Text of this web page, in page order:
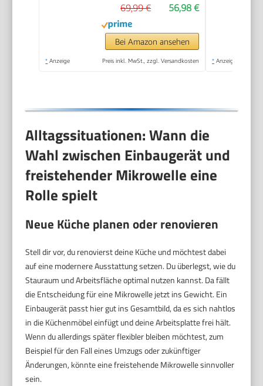
klein mit 5
Leistungsstufen,
Drehteller,
Auftaufunktion für
56,98 €
69,99 €
Bei Amazon ansehen
* Anzeige Preis inkl. MwSt., zzgl. Versandkosten * Anzeige
Alltagssituationen: Wann die
Wahl zwischen Einbaugerät und
freistehender Mikrowelle eine
Rolle spielt
Neue Küche planen oder renovieren
Stell dir vor, du renovierst deine Küche und möchtest dabei
auf eine modernere Ausstattung setzen. Du überlegst, wie du
Stauraum und Arbeitsfläche optimal nutzen kannst. Da fällt
die Entscheidung für eine Mikrowelle jetzt ins Gewicht. Ein
Einbaugerät passt hier gut ins Gesamtbild, da es sich nahtlos
in die Küchenmöbel einfügt und deine Arbeitsplatte frei hält.
Wenn du allerdings später flexibler bleiben möchtest, zum
Beispiel für den Fall eines Umzugs oder zukünftiger
Änderungen, könnte eine freistehende Mikrowelle sinnvoller
sein.